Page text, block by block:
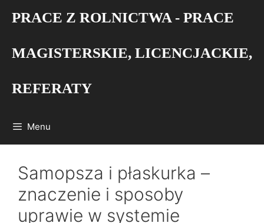
PRACE Z ROLNICTWA - PRACE
MAGISTERSKIE, LICENCJACKIE,
REFERATY
Menu
Samopsza i płaskurka –
znaczenie i sposoby
uprawie w systemie